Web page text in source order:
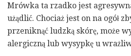
Mrówka ta rzadko jest
użądlić. Chociaż jest on na ogół
przeniknąć ludzką skórę, może
alergiczną lub wysypkę u